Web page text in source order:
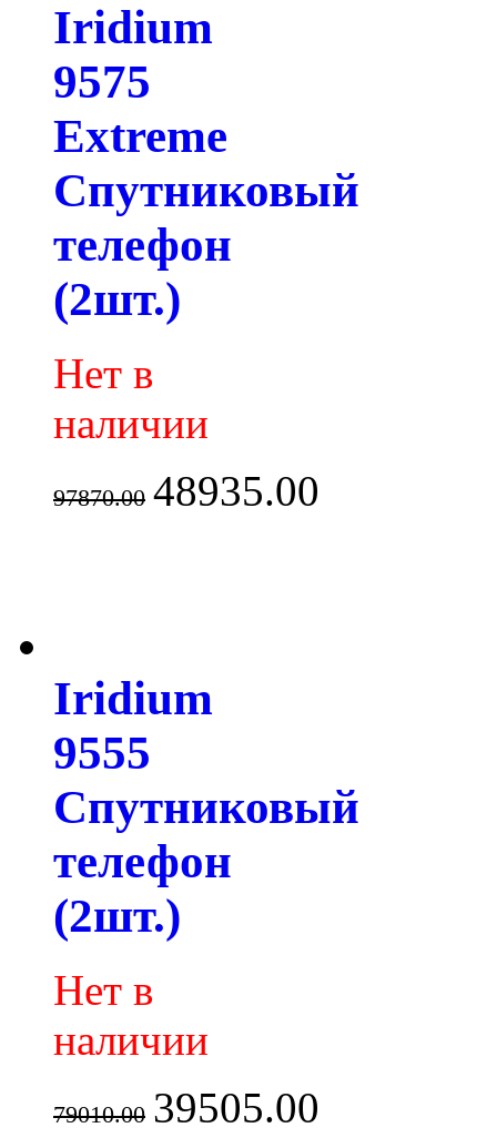
Iridium
9575
Extreme
Спутниковый
телефон
(2шт.)
Нет в
наличии
97870.00 48935.00
Iridium
9555
Спутниковый
телефон
(2шт.)
Нет в
наличии
79010.00 39505.00